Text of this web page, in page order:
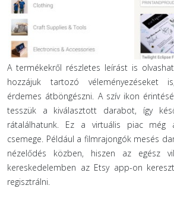
A termékekről részletes leírást is
hozzájuk tartozó véleményezéseket
érdemes átböngészni. A szív ikon
tesszük a kiválasztott darabot, így
rátalálhatunk. Ez a virtuális piac még
csemege. Például a filmrajongók mesés
nézelődés közben, hiszen az egész
kereskedelemben az Etsy app-on
regisztrálni.